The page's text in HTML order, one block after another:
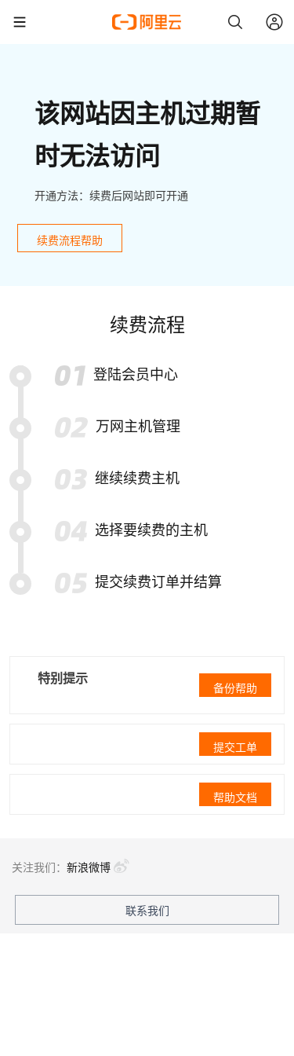
该网站因主机过期暂
时无法访问
开通方法：续费后网站即可开通
续费流程帮助
续费流程
登陆会员中心
万网主机管理
继续续费主机
选择要续费的主机
提交续费订单并结算
特别提示
备份帮助
提交工单
帮助文档